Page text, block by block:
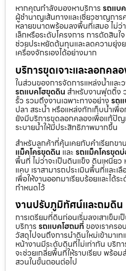
หากคุณกำลังมองหาบริการ รถแบค
ผู้ชำนาญเส้นทางและเชี่ยวชาญการ
หลายขนาดพร้อมลงพื้นที่เสมอ ไม่ว่า
เล็กหรือระดับโครงการ การตัดสินใจ
ช่วยประหยัดต้นทุนและลดความยุ่ง
เครื่องจักรเองได้อย่างมาก
บริการขุดเจาะและลอกคล
ในส่วนของการจัดการแหล่งน้ำและว
รถแบคโฮขุดดิน สำหรับงานฟุตติ้ง
รั้ว รวมถึงงานเฉพาะทางอย่าง รถ
ปลา สระน้ำ หรือแหล่งกักเก็บน้ำเพื่
ยังมีบริการขุดลอกคลองเพื่อแก้ปัญ
ระบายน้ำให้มีประสิทธิภาพมากขึ้น
สำหรับลูกค้าที่คุ้นเคยกับคำเรียกขา
แม็คโครขุดดิน และ รถแม็คโครขุด
พื้นที่ ไม่ว่าจะเป็นดินแข็ง ดินเหนีย
แคบ เราสามารถประเมินพื้นที่และเ
เพื่อให้งานออกมาเรียบร้อยและได้
กำหนดไว้
งานปรับภูมิทัศน์และถมดิน
การเตรียมที่ดินก่อนเริ่มลงเสาเข็
บริการ รถแบคโฮถมที่ ของเราคร
วัสดุไปจนถึงการนำดินใหม่เข้ามาเ
หน้างานมีระดับดินที่ไม่เท่ากัน บริกา
จะช่วยเกลี่ยพื้นที่ให้ราบเรียบ พร้อ
สวนในขั้นตอนต่อไป